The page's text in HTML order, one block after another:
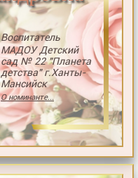
Воспитатель
МАДОУ Детский
сад № 22 "Планета
детства" г.Ханты-
Мансийск
О номинанте...